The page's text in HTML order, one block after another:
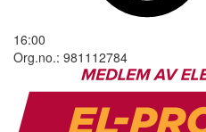
16:00
Org.no.: 981112784